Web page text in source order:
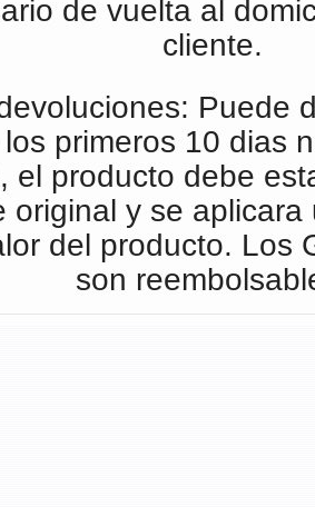
de vuelta al
cliente.
Puede
primeros 10 dias
el producto debe
original y se
del producto. Los
son